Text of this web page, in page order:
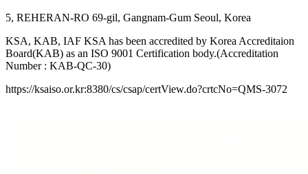
5, REHERAN-RO 69-gil, Gangnam-Gum Seoul, Korea
KSA, KAB, IAF KSA has been accredited by Korea Accreditaion
Board(KAB) as an ISO 9001 Certification body.(Accreditation
Number : KAB-QC-30)
https://ksaiso.or.kr:8380/cs/csap/certView.do?crtcNo=QMS-3072